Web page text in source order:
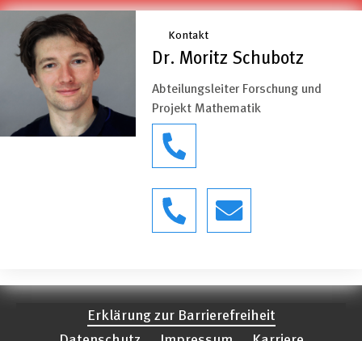
Kontakt
Dr. Moritz Schubotz
Abteilungsleiter Forschung und
Projekt Mathematik
Erklärung zur Barrierefreiheit